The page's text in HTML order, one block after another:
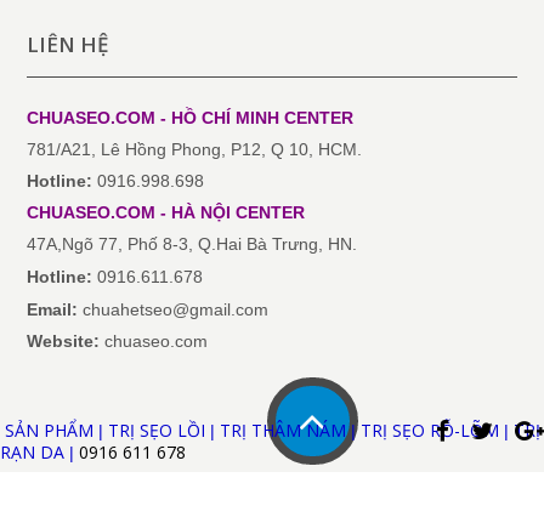
LIÊN HỆ
CHUASEO.COM - HỒ CHÍ MINHCENTER
781/A21, Lê Hồng Phong, P12, Q 10, HCM.
Hotline: 0916.998.698
CHUASEO.COM - HÀ NỘICENTER
47A,Ngõ 77, Phố 8-3, Q.Hai Bà Trưng, HN.
Hotline: 0916.611.678
Email:chuahetseo@gmail.com
Website: chuaseo.com
SẢN PHẨM | TRỊ SẸO LỒI | TRỊ THÂM NÁM|TRỊ SẸO RỖ-LÕM | TRỊ
RẠN DA | 0916 611 678